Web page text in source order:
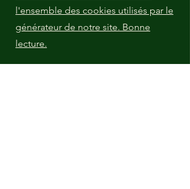
l'ensemble des cookies utilisés par le
générateur de notre site. Bonne
lecture.